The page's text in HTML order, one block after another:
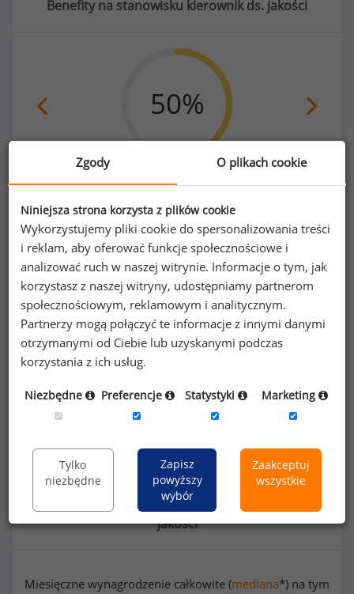
Benefity na stanowisku kierownik ds. jakości
50%
prywatna opieka medyczna dla pracownika
Poszukujesz szczegółowych danych o
wynagrodzeniachkierowników ds. jakości
na innych stanowiskach?
Dowiedz się więcej
Wykorzystaj kod
Rozkład zarobków na stanowisku kierownik ds.
jakości
Miesięczne wynagrodzenie całkowite (mediana*) na tym
Zgody O plikach cookie
Niniejsza strona korzysta z plików cookie
Wykorzystujemy pliki cookie do spersonalizowania treści
i reklam, aby oferować funkcje społecznościowe i
analizować ruch w naszej witrynie. Informacje o tym, jak
korzystasz z naszej witryny, udostępniamy partnerom
społecznościowym, reklamowym i analitycznym.
Partnerzy mogą połączyć te informacje z innymi danymi
otrzymanymi od Ciebie lub uzyskanymi podczas
korzystania z ich usług.
Niezbędne Preferencje Statystyki Marketing
Tylko
niezbędne
Zapisz
powyższy
wybór
Zaakceptuj
wszystkie